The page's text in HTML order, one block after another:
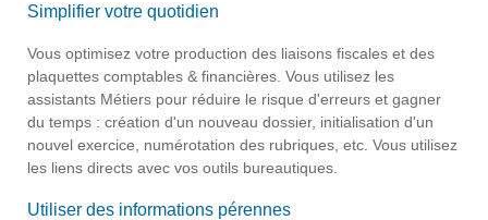
Simplifier votre quotidien
Vous optimisez votre production des liaisons fiscales et des
plaquettes comptables & financières. Vous utilisez les
assistants Métiers pour réduire le risque d'erreurs et gagner
du temps : création d'un nouveau dossier, initialisation d'un
nouvel exercice, numérotation des rubriques, etc. Vous utilisez
les liens directs avec vos outils bureautiques.
Utiliser des informations pérennes